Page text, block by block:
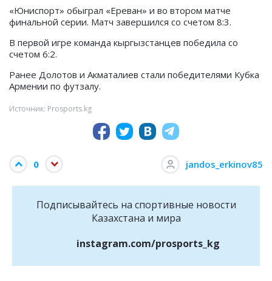
«Юниспорт» обыграл «Ереван» и во втором матче
финальной серии. Матч завершился со счетом 8:3.
В первой игре команда кыргызстанцев победила со
счетом 6:2.
Ранее Долотов и Акматалиев стали победителями Кубка
Армении по футзалу.
Источник: Prosports.kg
0 jandos_erkinov85
Подписывайтесь на cпортивные новости
Казахстана и мира
instagram.com/prosports_kg